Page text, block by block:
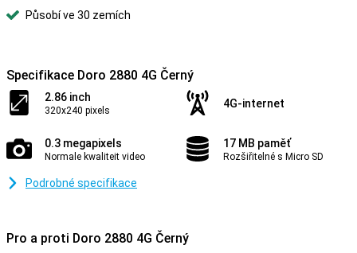
Působí ve 30 zemích
Specifikace Doro 2880 4G Černý
2.86 inch
320x240 pixels
4G-internet
0.3 megapixels
Normale kwaliteit video
17 MB paměť
Rozšiřitelné s Micro SD
Podrobné specifikace
Pro a proti Doro 2880 4G Černý